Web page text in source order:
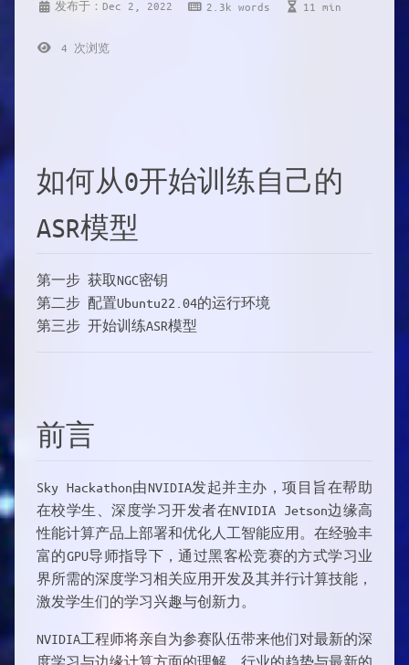
发布于：Dec 2, 2022 2.3k words 11 min
4 次浏览
如何从0开始训练自己的
ASR模型
第一步 获取NGC密钥
第二步 配置Ubuntu22.04的运行环境
第三步 开始训练ASR模型
前言
Sky Hackathon由NVIDIA发起并主办，项目旨在帮助
在校学生、深度学习开发者在NVIDIA Jetson边缘高
性能计算产品上部署和优化人工智能应用。在经验丰
富的GPU导师指导下，通过黑客松竞赛的方式学习业
界所需的深度学习相关应用开发及其并行计算技能，
激发学生们的学习兴趣与创新力。
NVIDIA工程师将亲自为参赛队伍带来他们对最新的深
度学习与边缘计算方面的理解、行业的趋势与最新的